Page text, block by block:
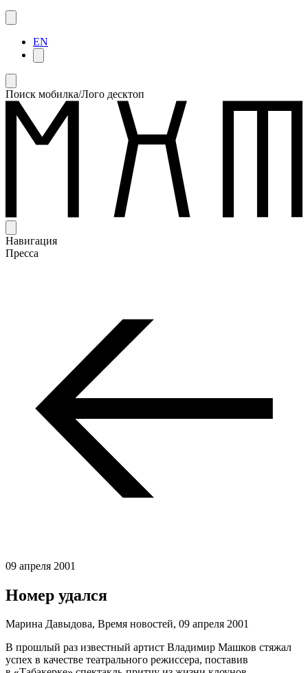
EN
Поиск мобилка/Лого десктоп
Навигация
Пресса
09 апреля 2001
Номер удался
Марина Давыдова, Время новостей, 09 апреля 2001
В прошлый раз известный артист Владимир Машков стяжал
успех в качестве театрального режиссера, поставив